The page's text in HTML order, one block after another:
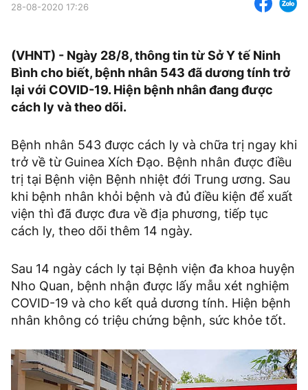
28-08-2020 17:26
(VHNT) - Ngày 28/8, thông tin từ Sở Y tế Ninh
Bình cho biết, bệnh nhân 543 đã dương tính trở
lại với COVID-19. Hiện bệnh nhân đang được
cách ly và theo dõi.
Bệnh nhân 543 được cách ly và chữa trị ngay khi
trở về từ Guinea Xích Đạo. Bệnh nhân được điều
trị tại Bệnh viện Bệnh nhiệt đới Trung ương. Sau
khi bệnh nhân khỏi bệnh và đủ điều kiện để xuất
viện thì đã được đưa về địa phương, tiếp tục
cách ly, theo dõi thêm 14 ngày.
Sau 14 ngày cách ly tại Bệnh viện đa khoa huyện
Nho Quan, bệnh nhận được lấy mẫu xét nghiệm
COVID-19 và cho kết quả dương tính. Hiện bệnh
nhân không có triệu chứng bệnh, sức khỏe tốt.